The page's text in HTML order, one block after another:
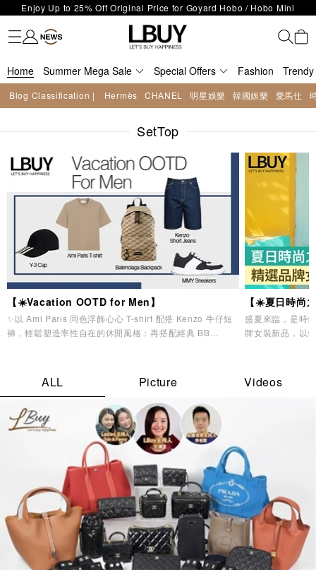
LBuy Exclusive : Hermès / Chanel handbags and jewellery up to 40%
off—shop now!
LBuy Nintendo Switch / Nintendo Switch 2 Official Product Retail Store
is now open at Shop 426, Level 4, MOKO！
The 10,000 feet flagship store with Hermès、CHANEL and LV areas at
Free Delivery over HKD500!
LBuy receives Hong Kong IPD's 2026 'No Fakes Pledge' mark.
LBuy MEGA SALE: Up to 40% OFF Selected Designer Bags and Small
Limited Edition!
Fashion
Trendy brand
Kidswear
Beauty
Fragrance
Personal Care
Mother Care & Baby
Games and fine toys
Stationery
Home Living
Electronics
Food
Health Care
Outdoor
Home Summer Mega Sale Special Offers Fashion
Blog Classification | Hermès CHANEL 明星娛樂 韓國娛樂 愛馬仕
SetTop
【☀️Vacation OOTD for Men】
✨以 Ami Paris 同色浮飾心心 T-shirt 配搭 Kenzo 牛仔短
褲，輕鬆塑造率性自在的休閒風格；再搭配經典 BB
息，輕鬆展現不費力的時尚魅力。
【☀️夏日時尚
盛夏來臨，是時
牌女裝新品，以
ALL Picture Videos